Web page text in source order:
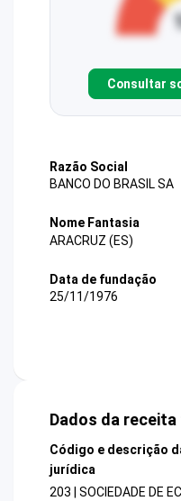
Consultar
Razão Social
BANCO DO BRASIL SA
Nome Fantasia
ARACRUZ (ES)
Data de fundação
25/11/1976
Dados da receita
Código e descrição
jurídica
203 | SOCIEDADE DE